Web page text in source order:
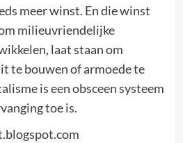
meer winst. En die winst
milieuvriendelijke
laat staan om
te bouwen of armoede te
is een obsceen systeem
toe is.